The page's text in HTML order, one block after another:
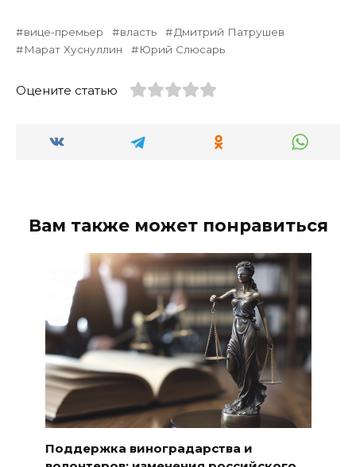
вице-премьер власть
Дмитрий Патрушев
Марат Хуснуллин
Юрий Слюсарь
Оцените статью
Вам также может понравиться
Поддержка виноградарства и